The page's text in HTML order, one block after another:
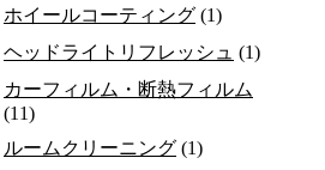
ホイールコーティング (1)
ヘッドライトリフレッシュ (1)
カーフィルム・断熱フィルム
(11)
ルームクリーニング (1)